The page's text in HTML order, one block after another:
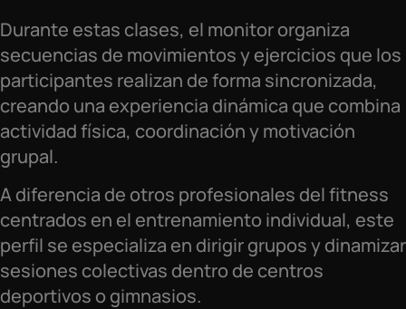
Durante estas clases, el monitor organiza
secuencias de movimientos y ejercicios que los
participantes realizan de forma sincronizada,
creando una experiencia dinámica que combina
actividad física, coordinación y motivación
grupal.
A diferencia de otros profesionales del fitness
centrados en el entrenamiento individual, este
perfil se especializa en dirigir grupos y dinamizar
sesiones colectivas dentro de centros
deportivos o gimnasios.